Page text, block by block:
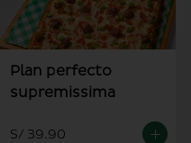
Plan perfecto
supremissima
S/ 39.90